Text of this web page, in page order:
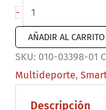
-
Smartwatch
Instinct
Crossover
color
bronce/naranja
cantidad
AÑADIR AL CARRITO
SKU: 010-03398-01
Multideporte,
Descripción